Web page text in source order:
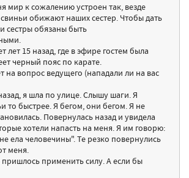
мир к сожалению устроен так, везде
обижают наших сестер. Чтобы дать
сестры обязаны быть
лет 15 назад, где в эфире гостем была
черный пояс по карате.
на вопрос ведущего (нападали ли на вас
я шла по улице. Слышу шаги. Я
то быстрее. Я бегом, они бегом. Я не
Повернулась назад и увидела
хотели напасть на меня. Я им говорю:
ела человечины". Те резко повернулись
меня.
применить силу. А если бы